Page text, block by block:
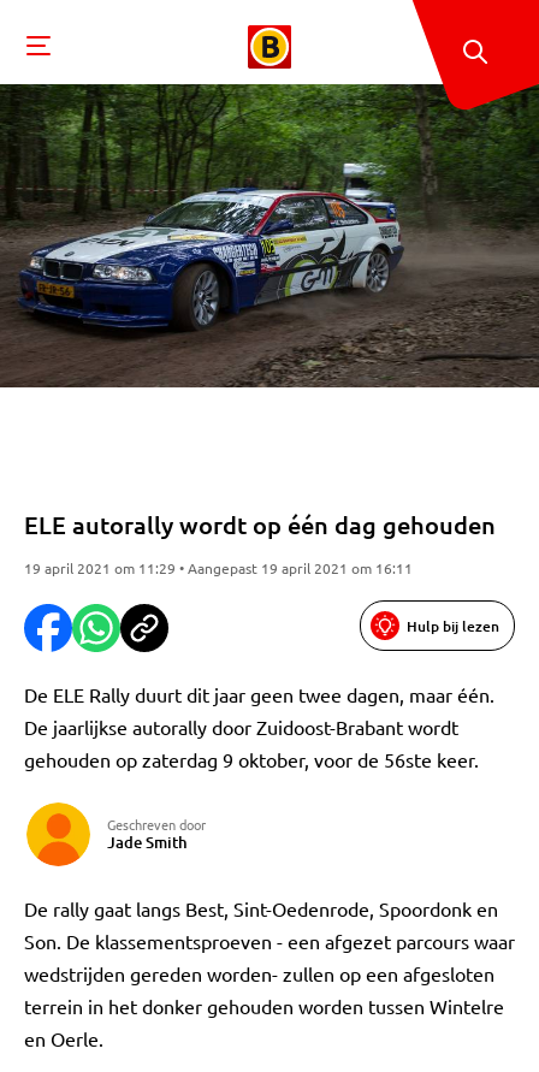
ELE autorally wordt op één dag gehouden
19 april 2021 om 11:29 • Aangepast 19 april 2021 om 16:11
Hulp bij lezen
De ELE Rally duurt dit jaar geen twee dagen, maar één.
De jaarlijkse autorally door Zuidoost-Brabant wordt
gehouden op zaterdag 9 oktober, voor de 56ste keer.
Geschreven door
Jade Smith
De rally gaat langs Best, Sint-Oedenrode, Spoordonk en
Son. De klassementsproeven - een afgezet parcours waar
wedstrijden gereden worden- zullen op een afgesloten
terrein in het donker gehouden worden tussen Wintelre
en Oerle.